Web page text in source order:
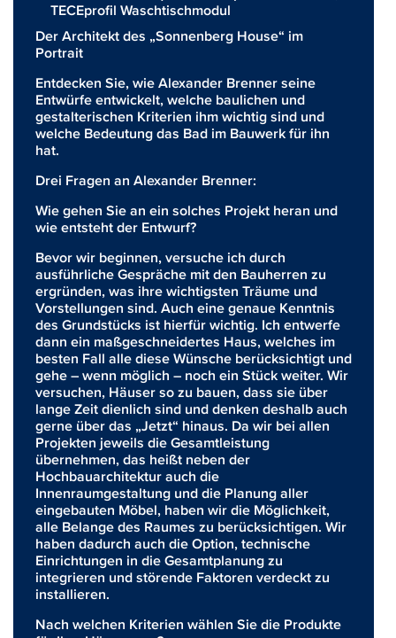
TECEprofil Waschtischmodul
Der Architekt des „Sonnenberg House“ im
Portrait
Entdecken Sie, wie Alexander Brenner seine
Entwürfe entwickelt, welche baulichen und
gestalterischen Kriterien ihm wichtig sind und
welche Bedeutung das Bad im Bauwerk für ihn
hat.
Drei Fragen an Alexander Brenner:
Wie gehen Sie an ein solches Projekt heran und
wie entsteht der Entwurf?
Bevor wir beginnen, versuche ich durch
ausführliche Gespräche mit den Bauherren zu
ergründen, was ihre wichtigsten Träume und
Vorstellungen sind. Auch eine genaue Kenntnis
des Grundstücks ist hierfür wichtig. Ich entwerfe
dann ein maßgeschneidertes Haus, welches im
besten Fall alle diese Wünsche berücksichtigt und
gehe – wenn möglich – noch ein Stück weiter. Wir
versuchen, Häuser so zu bauen, dass sie über
lange Zeit dienlich sind und denken deshalb auch
gerne über das „Jetzt“ hinaus. Da wir bei allen
Projekten jeweils die Gesamtleistung
übernehmen, das heißt neben der
Hochbauarchitektur auch die
Innenraumgestaltung und die Planung aller
eingebauten Möbel, haben wir die Möglichkeit,
alle Belange des Raumes zu berücksichtigen. Wir
haben dadurch auch die Option, technische
Einrichtungen in die Gesamtplanung zu
integrieren und störende Faktoren verdeckt zu
installieren.
Nach welchen Kriterien wählen Sie die Produkte